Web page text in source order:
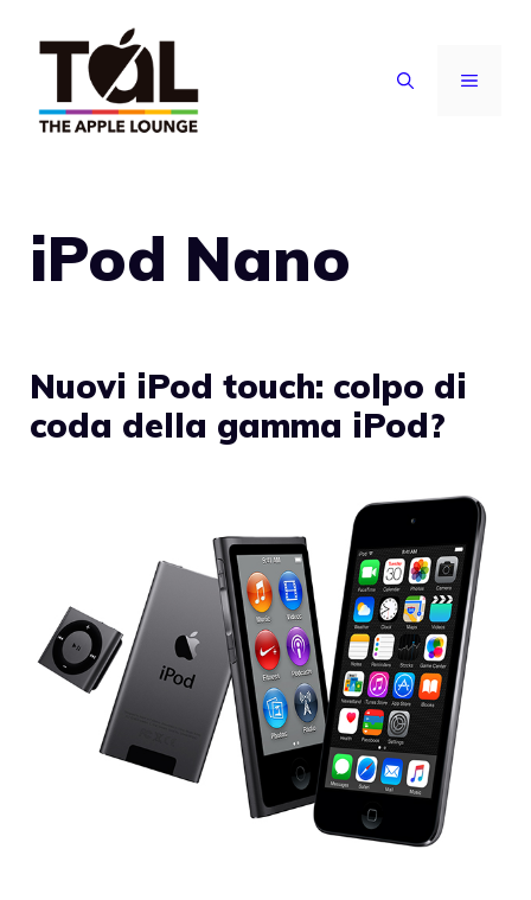
contenuto
MENU
iPod Nano
Nuovi iPod touch: colpo di
coda della gamma iPod?